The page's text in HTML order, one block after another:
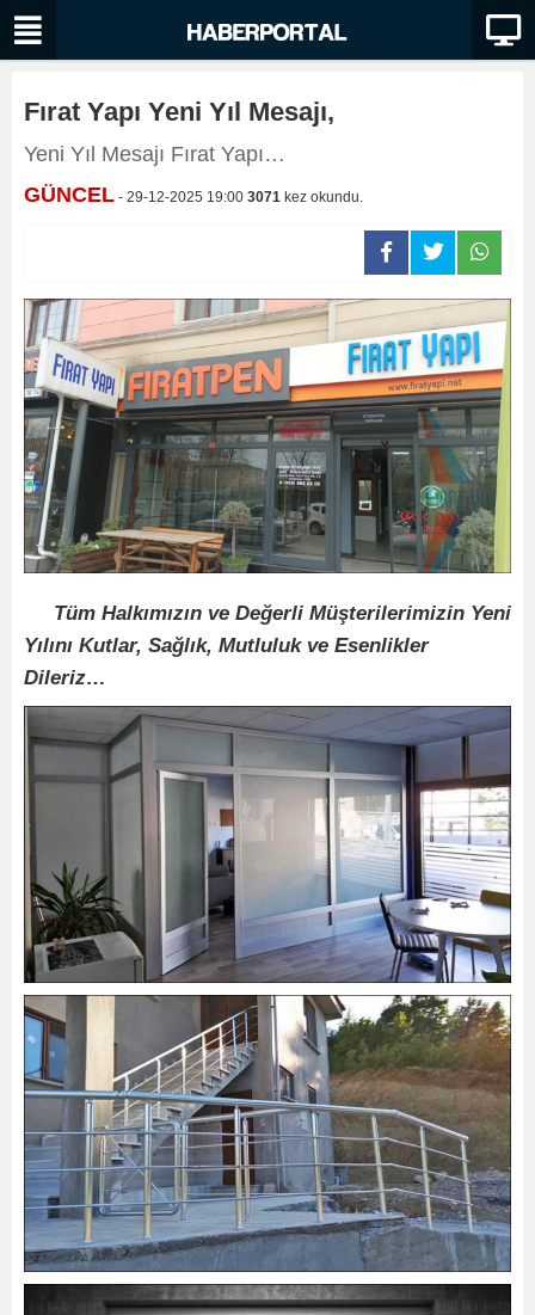
Fırat Yapı Yeni Yıl Mesajı,
Yeni Yıl Mesajı Fırat Yapı…
GÜNCEL - 29-12-2025 19:00 3071 kez okundu.
Tüm Halkımızın ve Değerli Müşterilerimizin Yeni
Yılını Kutlar, Sağlık, Mutluluk ve Esenlikler
Dileriz…